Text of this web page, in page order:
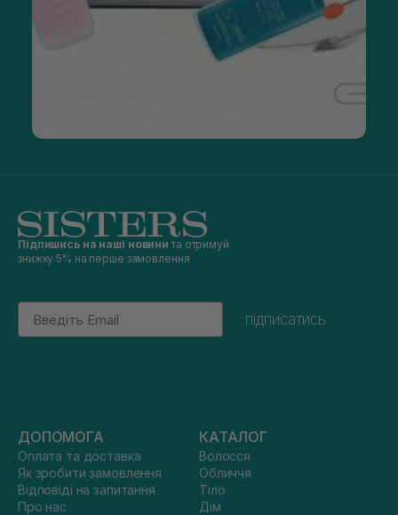
Підпишись на наші новини та отримуй
знижку 5% на перше замовлення
Email
підписатись
ДОПОМОГА
Оплата та доставка
Як зробити замовлення
Відповіді на запитання
Про нас
КАТАЛОГ
Волосся
Обличчя
Тіло
Дім